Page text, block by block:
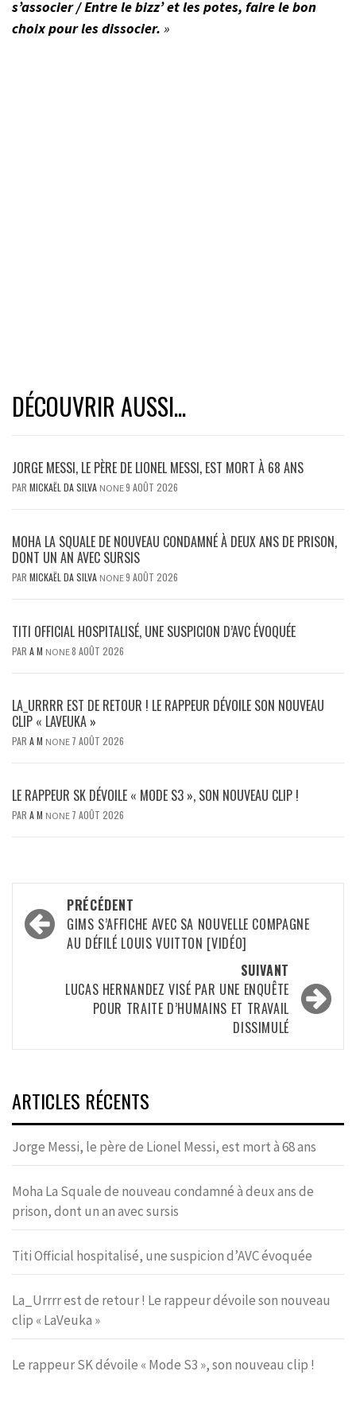
s’associer / Entre le bizz’ et les potes, faire le bon
choix pour les dissocier. »
DÉCOUVRIR AUSSI...
JORGE MESSI, LE PÈRE DE LIONEL MESSI, EST MORT À 68 ANS
PAR MICKAËL DA SILVA NONE9 AOÛT 2026
MOHA LA SQUALE DE NOUVEAU CONDAMNÉ À DEUX ANS DE PRISON,
DONT UN AN AVEC SURSIS
PAR MICKAËL DA SILVA NONE9 AOÛT 2026
TITI OFFICIAL HOSPITALISÉ, UNE SUSPICION D’AVC ÉVOQUÉE
PAR A M NONE8 AOÛT 2026
LA_URRRR EST DE RETOUR ! LE RAPPEUR DÉVOILE SON NOUVEAU
CLIP « LAVEUKA »
PAR A M NONE 7 AOÛT 2026
LE RAPPEUR SK DÉVOILE « MODE S3 », SON NOUVEAU CLIP !
PAR A M NONE 7 AOÛT 2026
Navigation
d’article
PRÉCÉDENT
GIMS S’AFFICHE AVEC SA NOUVELLE COMPAGNE
AU DÉFILÉ LOUIS VUITTON [VIDÉO]
SUIVANT
LUCAS HERNANDEZ VISÉ PAR UNE ENQUÊTE
POUR TRAITE D’HUMAINS ET TRAVAIL
DISSIMULÉ
ARTICLES RÉCENTS
Jorge Messi, le père de Lionel Messi, est mort à 68 ans
Moha La Squale de nouveau condamné à deux ans de
prison, dont un an avec sursis
Titi Official hospitalisé, une suspicion d’AVC évoquée
La_Urrrr est de retour ! Le rappeur dévoile son nouveau
clip « LaVeuka »
Le rappeur SK dévoile « Mode S3 », son nouveau clip !